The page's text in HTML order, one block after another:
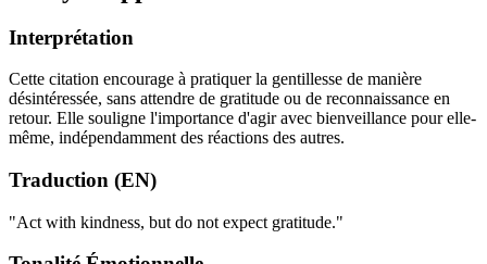
Interprétation
Cette citation encourage à pratiquer la gentillesse de manière
désintéressée, sans attendre de gratitude ou de reconnaissance en
retour. Elle souligne l'importance d'agir avec bienveillance pour elle-
même, indépendamment des réactions des autres.
Traduction (EN)
"Act with kindness, but do not expect gratitude."